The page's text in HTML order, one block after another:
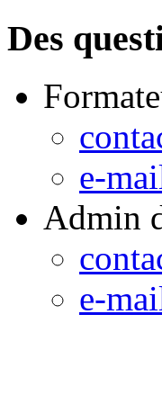
Des
e-
Admin
e-